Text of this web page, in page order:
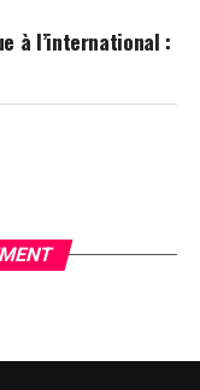
à l’international :